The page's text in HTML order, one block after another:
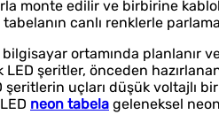
monte edilir ve birbirine
canlı renklerle
ortamında planlanır
şeritler, önceden
uçları düşük voltajlı
neon tabela geleneksel